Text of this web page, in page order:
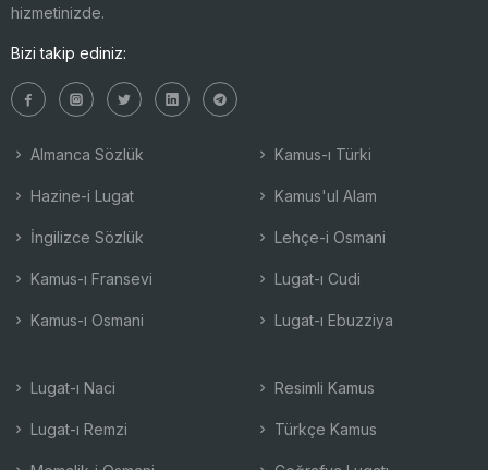
hizmetinizde.
Bizi takip ediniz:
Almanca Sözlük
Hazine-i Lugat
İngilizce Sözlük
Kamus-ı Fransevi
Kamus-ı Osmani
Kamus-ı Türki
Kamus'ul Alam
Lehçe-i Osmani
Lugat-ı Cudi
Lugat-ı Ebuzziya
Lugat-ı Naci
Lugat-ı Remzi
Resimli Kamus
Türkçe Kamus